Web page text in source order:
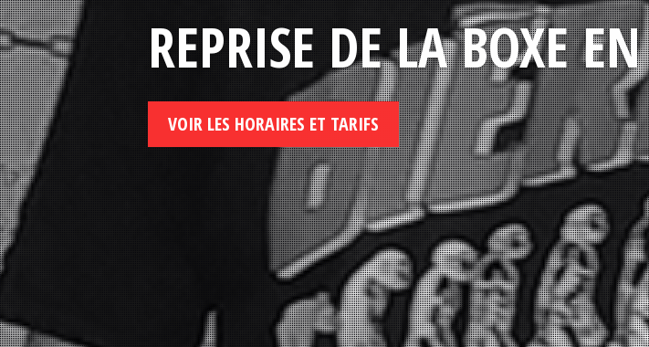
REPRISE DE LA BOXE
VOIR LES HORAIRES ET TARIFS